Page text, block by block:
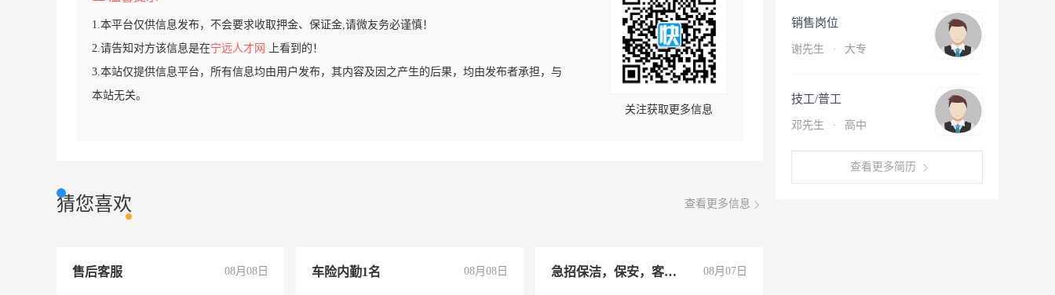
1.本平台仅供信息发布，不会要求收取押金、保证金,请微友务必谨慎！
2.请告知对方该信息是在宁远人才网
上看到的！
3.本站仅提供信息平台，所有信息均由用户发布，其内容及因之产生的后果，均由发布者承担，与
本站无关。
关注获取更多信息
猜您喜欢 查看更多信息
售后客服 08月08日 车险内勤1名 08月08日 急招保洁，保安，客服，工程 08月07日
销售岗位
谢先生 · 大专
技工/普工
邓先生 · 高中
查看更多简历